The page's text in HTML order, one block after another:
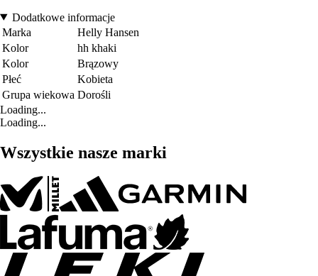
Dodatkowe informacje
Marka
Helly Hansen
Kolor
hh khaki
Kolor
Brązowy
Płeć
Kobieta
Grupa wiekowa Dorośli
Loading...
Loading...
Wszystkie nasze marki